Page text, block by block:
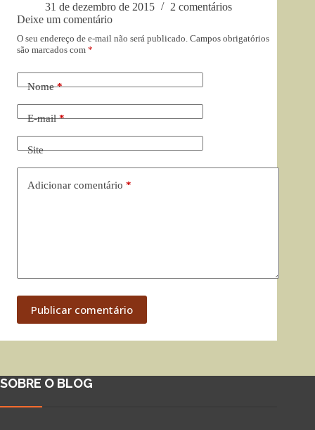
31 de dezembro de 2015
2 comentários
Deixe um comentário
O seu endereço de e-mail não será publicado. Campos obrigatórios
são marcados com *
Nome*
E-mail*
Site
Adicionar comentário *
Publicar comentário
SOBRE O BLOG